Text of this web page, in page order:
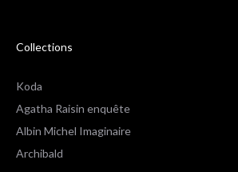
Collections
Koda
Agatha Raisin enquête
Albin Michel Imaginaire
Archibald